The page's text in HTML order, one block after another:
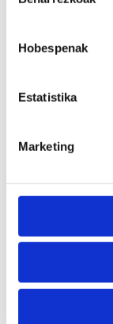
Hobespenak
Estatistika
Marketing